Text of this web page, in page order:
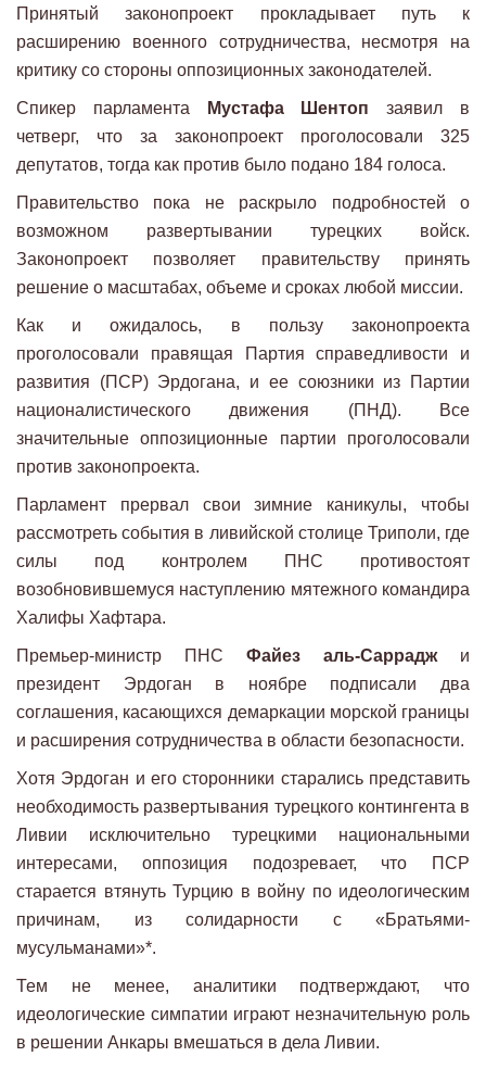
Принятый законопроект прокладывает путь к
расширению военного сотрудничества, несмотря на
критику со стороны оппозиционных законодателей.
Спикер парламента Мустафа Шентоп заявил в
четверг, что за законопроект проголосовали 325
депутатов, тогда как против было подано 184 голоса.
Правительство пока не раскрыло подробностей о
возможном развертывании турецких войск.
Законопроект позволяет правительству принять
решение о масштабах, объеме и сроках любой миссии.
Как и ожидалось, в пользу законопроекта
проголосовали правящая Партия справедливости и
развития (ПСР) Эрдогана, и ее союзники из Партии
националистического движения (ПНД). Все
значительные оппозиционные партии проголосовали
против законопроекта.
Парламент прервал свои зимние каникулы, чтобы
рассмотреть события в ливийской столице Триполи, где
силы под контролем ПНС противостоят
возобновившемуся наступлению мятежного командира
Халифы Хафтара.
Премьер-министр ПНС Файез аль-Сарраджи
президент Эрдоган в ноябре подписали два
соглашения, касающихся демаркации морской границы
и расширения сотрудничества в области безопасности.
Хотя Эрдоган и его сторонники старались представить
необходимость развертывания турецкого контингента в
Ливии исключительно турецкими национальными
интересами, оппозиция подозревает, что ПСР
старается втянуть Турцию в войну по идеологическим
причинам, из солидарности с «Братьями-
мусульманами»*.
Тем не менее, аналитики подтверждают, что
идеологические симпатии играют незначительную роль
в решении Анкары вмешаться в дела Ливии.